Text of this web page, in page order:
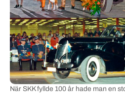
När SKK fyllde 100 år hade man en